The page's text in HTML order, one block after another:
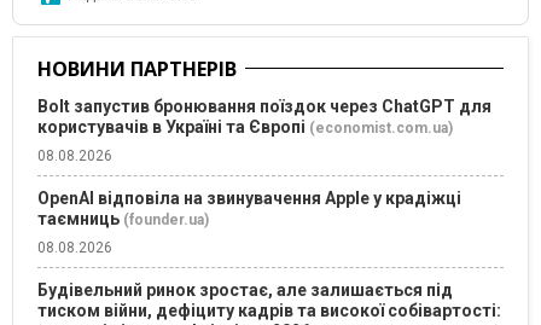
НОВИНИ ПАРТНЕРІВ
Bolt запустив бронювання поїздок через ChatGPT для
користувачів в Україні та Європі (economist.com.ua)
08.08.2026
OpenAI відповіла на звинувачення Apple у крадіжці
таємниць (founder.ua)
08.08.2026
Будівельний ринок зростає, але залишається під
тиском війни, дефіциту кадрів та високої собівартості: